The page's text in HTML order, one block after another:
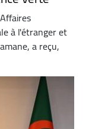
à l'étranger et
a reçu,